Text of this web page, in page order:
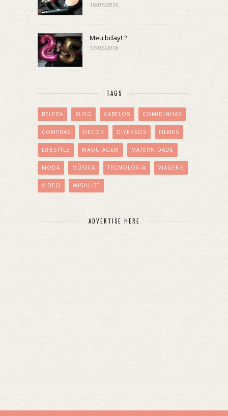
19/03/2016
Meu bday! ?
13/03/2016
TAGS
BELEZA BLOG CABELOS COMIDINHAS
COMPRAS DECOR DIVERSOS FILMES
LIFESTYLE MAQUIAGEM MATERNIDADE
MODA MÚSICA TECNOLOGIA VIAGENS
VIDEO WISHLIST
ADVERTISE HERE